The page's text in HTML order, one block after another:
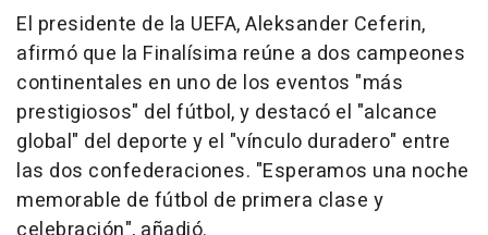
El presidente de la UEFA, Aleksander Ceferin,
afirmó que la Finalísima reúne a dos campeones
continentales en uno de los eventos "más
prestigiosos" del fútbol, y destacó el "alcance
global" del deporte y el "vínculo duradero" entre
las dos confederaciones. "Esperamos una noche
memorable de fútbol de primera clase y